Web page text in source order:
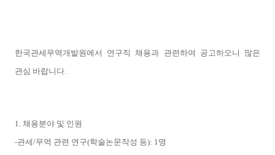
한국관세무역개발원에서 연구직 채용과 관련하여 공고하오니 많은
관심 바랍니다.
1. 채용분야 및 인원
-관세/무역 관련 연구(학술논문작성 등): 1명